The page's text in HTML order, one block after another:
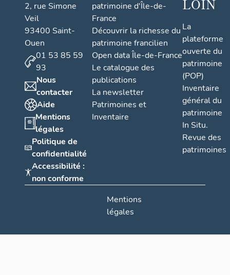
2, rue Simone
Veil
93400 Saint-
Ouen
01 53 85 59
93
Nous
contacter
Aide
Mentions
légales
Politique de
confidentialité
Accessibilité :
non conforme
patrimoine d'Île-de-
France
Découvrir la richesse du
patrimoine francilien
Open data Île-de-France
Le catalogue des
publications
La newsletter
Patrimoines et
Inventaire
LOIN
La
plateforme
ouverte du
patrimoine
(POP)
Inventaire
général du
patrimoine
In Situ.
Revue des
patrimoines
Mentions
légales